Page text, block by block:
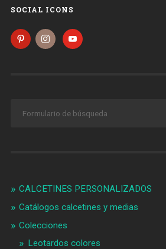
SOCIAL ICONS
CALCETINES PERSONALIZADOS
Catálogos calcetines y medias
Colecciones
Leotardos colores